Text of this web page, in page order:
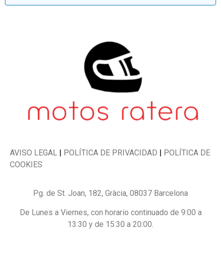
AVISO LEGAL | POLÍTICA DE PRIVACIDAD | POLÍTICA DE
COOKIES
Pg. de St. Joan, 182, Gràcia, 08037 Barcelona
De Lunes a Viernes, con horario continuado de 9:00 a
13:30 y de 15:30 a 20:00.